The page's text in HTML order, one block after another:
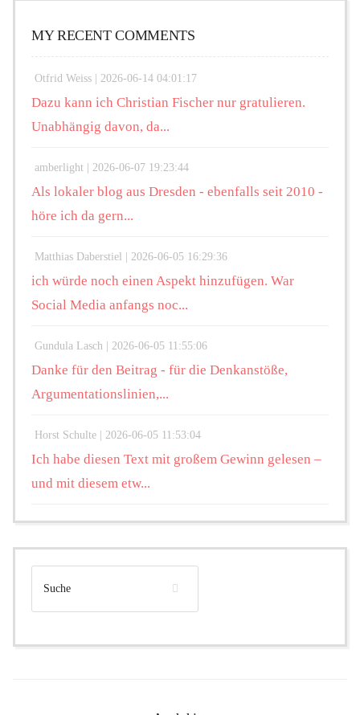
MY RECENT COMMENTS
Otfrid Weiss | 2026-06-14 04:01:17
Dazu kann ich Christian Fischer nur gratulieren.
Unabhängig davon, da...
amberlight | 2026-06-07 19:23:44
Als lokaler blog aus Dresden - ebenfalls seit 2010 -
höre ich da gern...
Matthias Daberstiel | 2026-06-05 16:29:36
ich würde noch einen Aspekt hinzufügen. War
Social Media anfangs noc...
Gundula Lasch | 2026-06-05 11:55:06
Danke für den Beitrag - für die Denkanstöße,
Argumentationslinien,...
Horst Schulte | 2026-06-05 11:53:04
Ich habe diesen Text mit großem Gewinn gelesen –
und mit diesem etw...